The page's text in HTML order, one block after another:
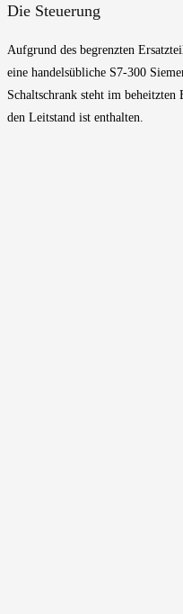
Die Steuerung
Aufgrund des begrenzten
eine handelsübliche S7-300
Schaltschrank steht im
den Leitstand ist enthalten.